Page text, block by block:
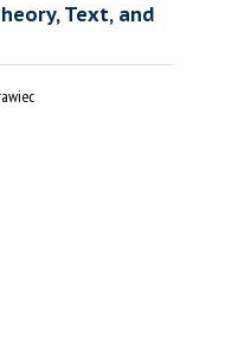
Text, and